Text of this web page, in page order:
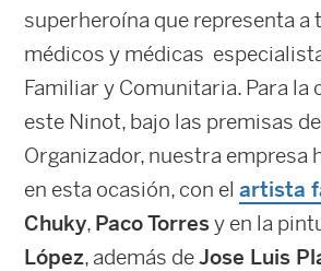
superheroína que representa a
médicos y médicas
Familiar y Comunitaria. Para la
este Ninot, bajo las premisas
Organizador, nuestra empresa
en esta ocasión, con el artista
Chuky, Paco Torresy en la
López, además deJose Luis